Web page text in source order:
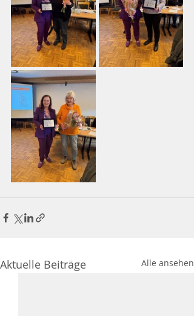
Aktuelle Beiträge Alle ansehen